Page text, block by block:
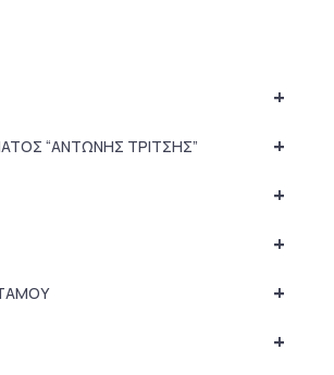
+
+
“ΑΝΤΩΝΗΣ ΤΡΙΤΣΗΣ”
+
+
+
+